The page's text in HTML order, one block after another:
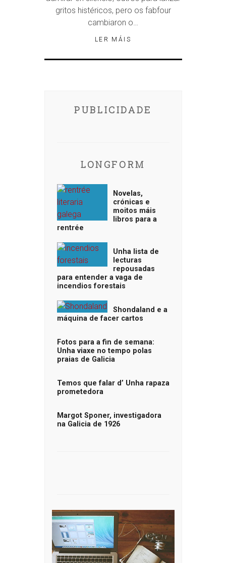
gritos histéricos, pero os fabfour
cambiaron o…
LER MÁIS
PUBLICIDADE
LONGFORM
Novelas,
crónicas e
moitos máis
libros para a
rentrée
Unha lista de
lecturas
repousadas
para entender a vaga de
incendios forestais
Shondaland e a
máquina de facer cartos
Fotos para a fin de semana:
Unha viaxe no tempo polas
praias de Galicia
Temos que falar d’ Unha rapaza
prometedora
Margot Sponer, investigadora
na Galicia de 1926